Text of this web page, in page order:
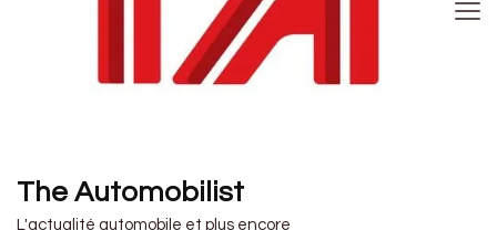
The Automobilist
L'actualité automobile et plus encore